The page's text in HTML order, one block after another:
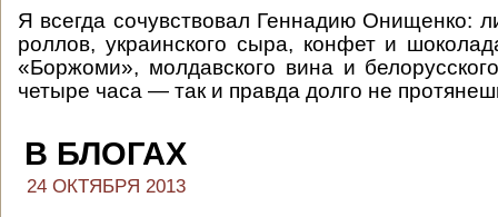
Я всегда сочувствовал Геннадию Онищенко:
роллов, украинского сыра, конфет и
«Боржоми», молдавского вина и
четыре часа — так и правда долго не
В БЛОГАХ
24 ОКТЯБРЯ 2013